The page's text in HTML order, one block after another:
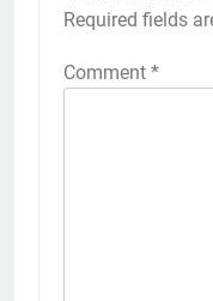
Required fields
Comment *